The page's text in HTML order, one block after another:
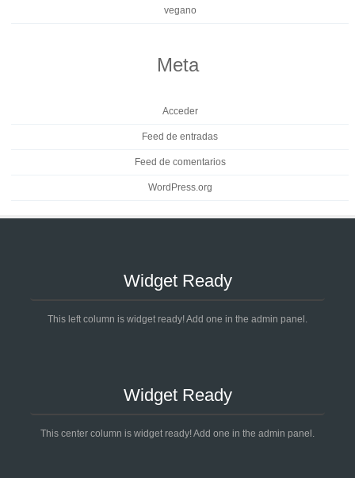
vegano
Meta
Acceder
Feed de entradas
Feed de comentarios
WordPress.org
Widget Ready
This left column is widget ready! Add one in the admin panel.
Widget Ready
This center column is widget ready! Add one in the admin panel.